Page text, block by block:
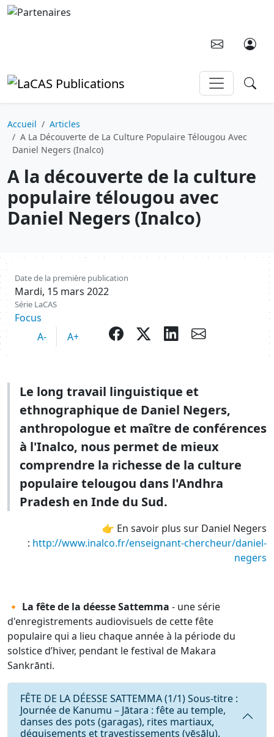
Aller au contenu principal
Accueil
Articles
A La Découverte de La Culture Populaire Télougou Avec
Daniel Negers (Inalco)
A la découverte de la culture
populaire télougou avec
Daniel Negers (Inalco)
Date de la première publication
Mardi, 15 mars 2022
Série LaCAS
Focus
A-
A+ facebook
twitterPartager sur
envelope
Le long travail linguistique et
ethnographique de Daniel Negers,
anthropologue et maître de conférences
à l'Inalco, nous permet de mieux
comprendre la richesse de la culture
populaire telougou dans l'Andhra
Pradesh en Inde du Sud.
👉 En savoir plus sur Daniel Negers
: http://www.inalco.fr/enseignant-chercheur/daniel-
negers
🔸 La fête de la déesse Sattemma - une série
d'enregistrements audiovisuels de cette fête
populaire qui a lieu chaque année à la période du
solstice d’hiver, pendant le festival de Makara
Sankrānti.
Requête
FÊTE DE LA DÉESSE SATTEMMA (1/1) Sous-titre :
Journée de Kanumu – Jātara : fête au temple,
danses des pots (garagas), rites martiaux,
déguisements et travestissements (vēṣālu).